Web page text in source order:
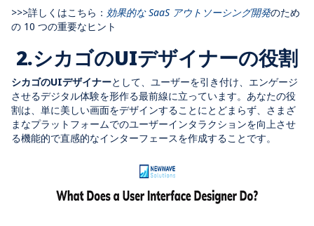
>>>詳しくはこちら： 効果的な SaaS アウトソーシング開発のため
の 10 つの重要なヒント
2.シカゴのUIデザイナーの役割
シカゴのUIデザイナーとして、ユーザーを引き付け、エンゲージ
させるデジタル体験を形作る最前線に立っています。あなたの役
割は、単に美しい画面をデザインすることにとどまらず、さまざ
まなプラットフォームでのユーザーインタラクションを向上させ
る機能的で直感的なインターフェースを作成することです。